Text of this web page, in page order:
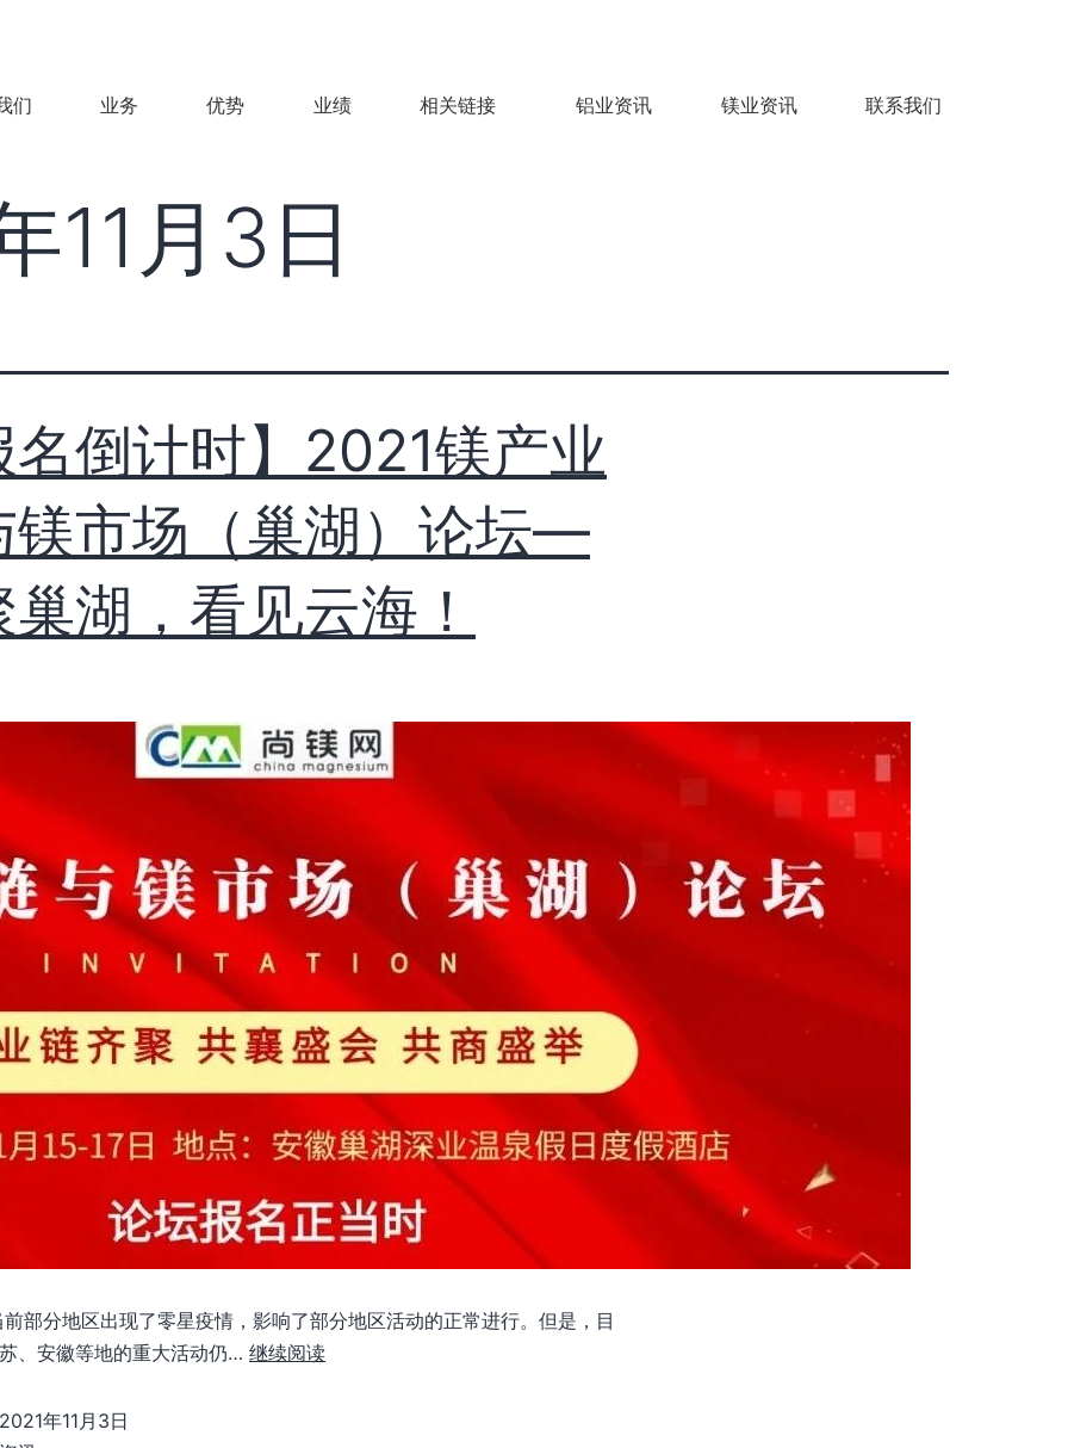
们 业务 优势 业绩 相关链接 铝业资讯 镁业资讯 联系我们
11月3日
名倒计时】2021镁产业
镁市场（巢湖）论坛—
湖，看见云海！
部分地区出现了零星疫情，影响了部分地区活动的正常进行。但是，目
、安徽等地的重大活动仍… 继续阅读
2021年11月3日